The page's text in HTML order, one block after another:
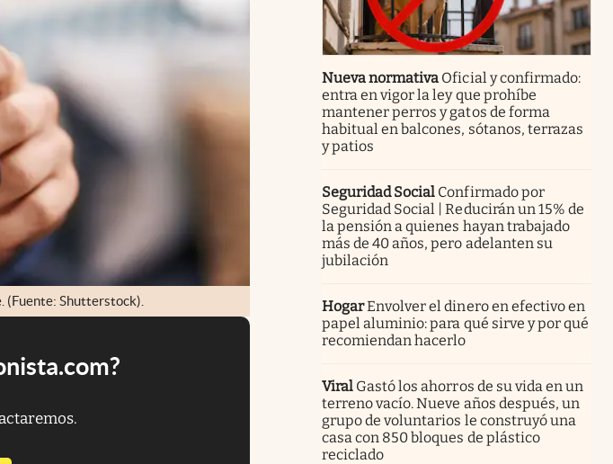
(Fuente: Shutterstock).
Nueva normativa Oficial y confirmado:
entra en vigor la ley que prohíbe
mantener perros y gatos de forma
habitual en balcones, sótanos, terrazas
y patios
Seguridad Social Confirmado por
Seguridad Social | Reducirán un 15% de
la pensión a quienes hayan trabajado
más de 40 años, pero adelanten su
jubilación
HogarEnvolver el dinero en efectivo en
papel aluminio: para qué sirve y por qué
recomiendan hacerlo
Viral Gastó los ahorros de su vida en un
terreno vacío. Nueve años después, un
grupo de voluntarios le construyó una
casa con 850 bloques de plástico
reciclado